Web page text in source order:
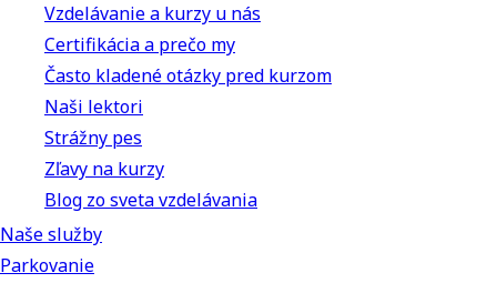
Vzdelávanie a kurzy u nás
Certifikácia a prečo my
Často kladené otázky pred kurzom
Naši lektori
Strážny pes
Zľavy na kurzy
Blog zo sveta vzdelávania
Naše služby
Parkovanie